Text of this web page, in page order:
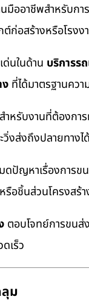
ออาชีพสำหรับกา
กต์ก่อสร้างหรือโร
ด่นในด้าน บริการร
ที่ได้มาตรฐานคว
สำหรับงานที่ต้องกา
วิ่งส่งถึงปลายทา
ปัญหาเรื่องการข
อชิ้นส่วนโครงสร้
ตอบโจทย์การขนส่
เร็ว
ม